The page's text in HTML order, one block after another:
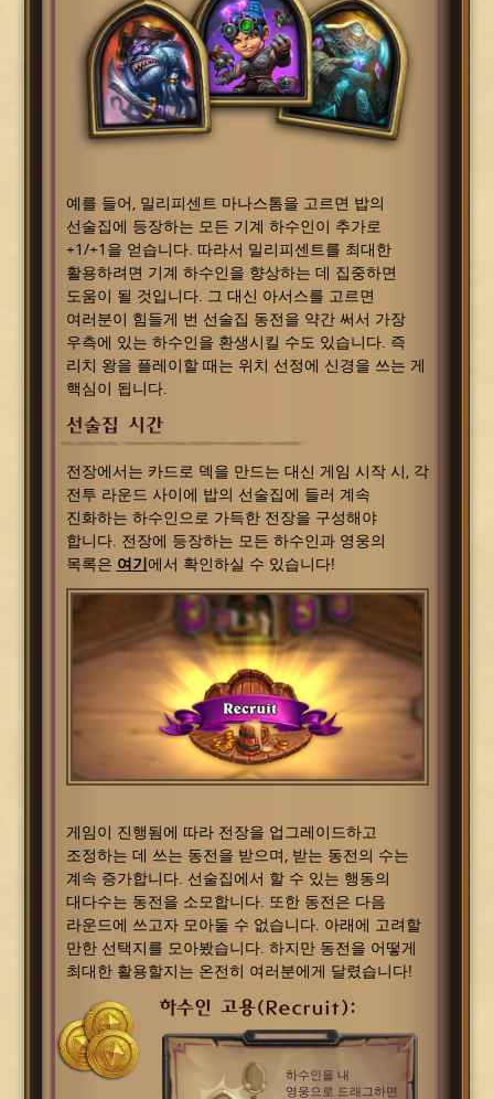
예를 들어, 밀리피센트 마나스톰을 고르면 밥의
선술집에 등장하는 모든 기계 하수인이 추가로
+1/+1을 얻습니다. 따라서 밀리피센트를 최대한
활용하려면 기계 하수인을 향상하는 데 집중하면
도움이 될 것입니다. 그 대신 아서스를 고르면
여러분이 힘들게 번 선술집 동전을 약간 써서 가장
우측에 있는 하수인을 환생시킬 수도 있습니다. 즉
리치 왕을 플레이할 때는 위치 선정에 신경을 쓰는 게
핵심이 됩니다.
선술집 시간
전장에서는 카드로 덱을 만드는 대신 게임 시작 시, 각
전투 라운드 사이에 밥의 선술집에 들러 계속
진화하는 하수인으로 가득한 전장을 구성해야
합니다. 전장에 등장하는 모든 하수인과 영웅의
목록은 여기에서 확인하실 수 있습니다!
게임이 진행됨에 따라 전장을 업그레이드하고
조정하는 데 쓰는 동전을 받으며, 받는 동전의 수는
계속 증가합니다. 선술집에서 할 수 있는 행동의
대다수는 동전을 소모합니다. 또한 동전은 다음
라운드에 쓰고자 모아둘 수 없습니다. 아래에 고려할
만한 선택지를 모아봤습니다. 하지만 동전을 어떻게
최대한 활용할지는 온전히 여러분에게 달렸습니다!
하수인 고용(Recruit):
하수인을 내
영웅으로 드래그하면